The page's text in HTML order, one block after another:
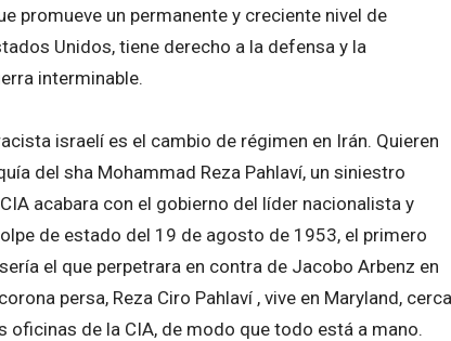
promueve un permanente y creciente nivel de
Unidos, tiene derecho a la defensa y la
interminable.
israelí es el cambio de régimen en Irán. Quieren
del sha Mohammad Reza Pahlaví, un siniestro
acabara con el gobierno del líder nacionalista y
de estado del 19 de agosto de 1953, el primero
el que perpetrara en contra de Jacobo Arbenz en
persa, Reza Ciro Pahlaví , vive en Maryland, cerca
oficinas de la CIA, de modo que todo está a mano.